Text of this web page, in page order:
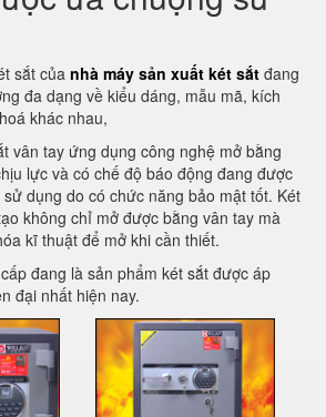
sắt của nhà máy sản xuất két sắt đang
đa dạng về kiểu dáng, mẫu mã, kích
khác nhau,
vân tay ứng dụng công nghệ mở bằng
lực và có chế độ báo động đang được
dụng do có chức năng bảo mật tốt. Két
không chỉ mở được bằng vân tay mà
kĩ thuật để mở khi cần thiết.
đang là sản phẩm két sắt được áp
đại nhất hiện nay.